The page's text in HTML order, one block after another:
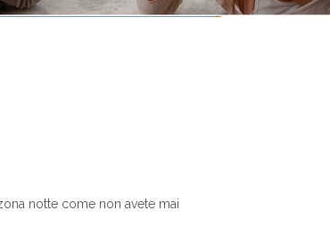
notte come non avete mai